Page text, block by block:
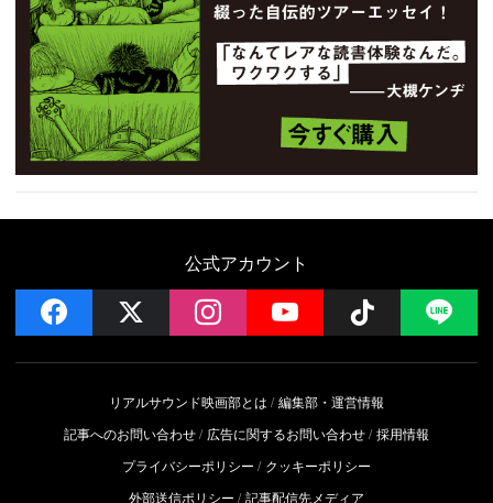
公式アカウント
facebook instagramYouTube Follow
リアルサウンド映画部とは
編集部・運営情報
記事へのお問い合わせ
広告に関するお問い合わせ 採用情報
プライバシーポリシー
クッキーポリシー
外部送信ポリシー
記事配信先メディア